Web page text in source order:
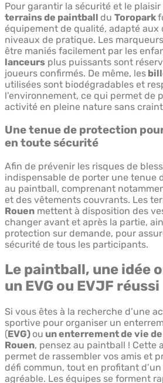
Pour garantir la sécurité et le
terrains de paintball du Toropark
équipement de qualité, adapté aux
niveaux de pratique. Les
être maniés facilement par les
lanceurs plus puissants sont
joueurs confirmés. De même, les
utilisées sont biodégradables et
l’environnement, ce qui permet de
activité en pleine nature sans
Une tenue de protection
en toute sécurité
Afin de prévenir les risques de
indispensable de porter une tenue
au paintball, comprenant
et des vêtements couvrants. Les
Rouen mettent à disposition des
changer avant et après la partie,
protection sur demande, pour
sécurité de tous les participants.
Le paintball, une idée
un EVG ou EVJF réussi
Si vous êtes à la recherche d’une
sportive pour organiser un
(EVG)ou un enterrement de vie
Rouen, pensez au paintball ! Cette
permet de rassembler vos amis et
défi commun, tout en profitant
agréable. Les équipes se forment